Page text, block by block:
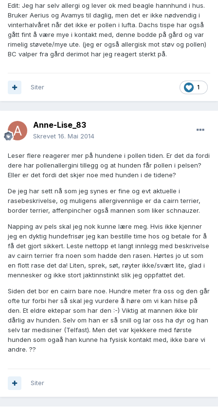
Edit: Jeg har selv allergi og lever ok med beagle hannhund i hus.
Bruker Aerius og Avamys til daglig, men det er ikke nødvendig i
vinterhalvåret når det ikke er pollen i lufta. Dachs tispe har også
gått fint å være mye i kontakt med, denne bodde på gård og var
rimelig støvete/mye ute. (jeg er også allergisk mot støv og pollen)
BC valper fra gård derimot har jeg reagert sterkt på.
1
Siter
Anne-Lise_83
Skrevet 16. Mai 2014
Leser flere reagerer mer på hundene i pollen tiden. Er det da fordi
dere har pollenallergini tillegg og at hunden får pollen i pelsen?
Eller er det fordi det skjer noe med hunden i de tidene?
De jeg har sett nå som jeg synes er fine og evt aktuelle i
rasebeskrivelse, og muligens allergivennlige er da cairn terrier,
border terrier, affenpincher også mannen som liker schnauzer.
Napping av pels skal jeg nok kunne lære meg. Hvis ikke kjenner
jeg en dyktig hundefrisør jeg kan bestille time hos og betale for å
få det gjort sikkert. Leste nettopp et langt innlegg med beskrivelse
av cairn terrier fra noen som hadde den rasen. Hørtes jo ut som
en flott rase det da! Liten, sprek, søt, røyter ikke/svært lite, glad i
mennesker og ikke stort jaktinnstinkt slik jeg oppfattet det.
Siden det bor en cairn bare noe. Hundre meter fra oss og den går
ofte tur forbi her så skal jeg vurdere å høre om vi kan hilse på
den. Et eldre ektepar som har den :-) Viktig at mannen ikke blir
dårlig av hunden. Selv om han er så snill og lar oss ha dyr og han
selv tar medisiner (Telfast). Men det var kjekkere med første
hunden som ogaå han kunne ha fysisk kontakt med, ikke bare vi
andre. ??
Siter